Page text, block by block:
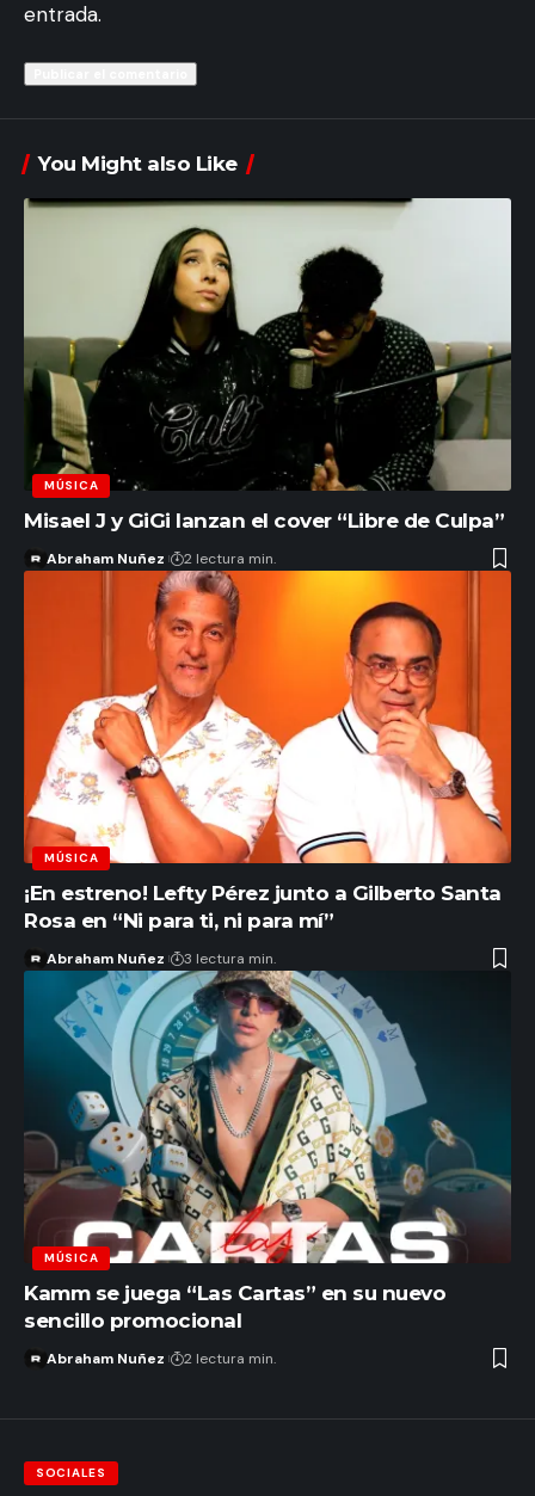
entrada.
You Might also Like
MÚSICA
Misael J y GiGi lanzan el cover “Libre de Culpa”
Abraham Nuñez 2 lectura min.
MÚSICA
¡En estreno! Lefty Pérez junto a Gilberto Santa
Rosa en “Ni para ti, ni para mí”
Abraham Nuñez 3 lectura min.
MÚSICA
Kamm se juega “Las Cartas” en su nuevo
sencillo promocional
Abraham Nuñez 2 lectura min.
SOCIALES